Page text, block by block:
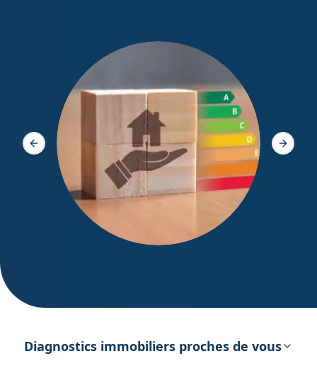
énergétique
Slide précédente Slide
Diagnostics immobiliers proches de vous